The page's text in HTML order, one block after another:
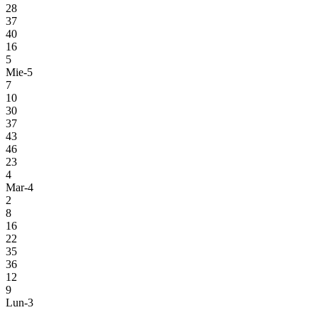
28
37
40
16
5
Mie-5
7
10
30
37
43
46
23
4
Mar-4
2
8
16
22
35
36
12
9
Lun-3